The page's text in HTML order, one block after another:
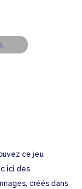
ce jeu
ici des
créés dans